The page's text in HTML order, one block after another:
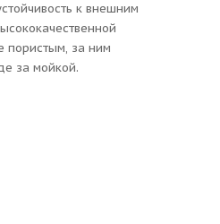
к внешним
пористым, за ним
за мойкой.